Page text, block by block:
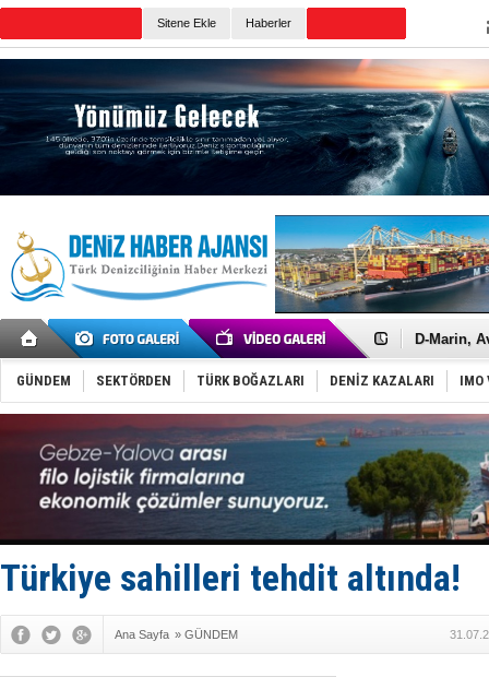
Sitene Ekle Haberler
D-Marin,
Van’da
ASEAN ilk
TAYK -
İstanbul
Tersane
İngiliz
FESCO,
DESE,
İnsansız
GÜNDEM SEKTÖRDEN TÜRK BOĞAZLARI DENİZ KAZALARI IMO
Türkiye sahilleri tehdit altında!
Ana Sayfa » GÜNDEM